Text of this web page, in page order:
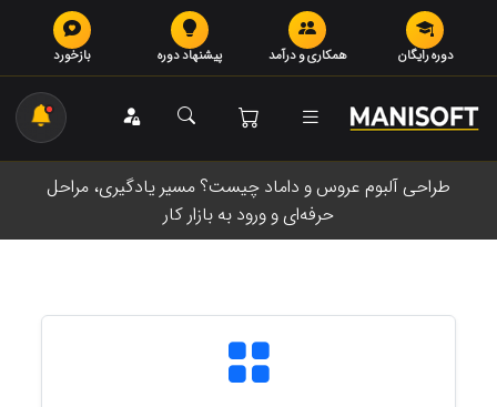
دوره رایگان همکاری و درآمد پیشنهاد دوره بازخورد
طراحی آلبوم عروس و داماد چیست؟ مسیر یادگیری، مراحل
حرفه‌ای و ورود به بازار کار